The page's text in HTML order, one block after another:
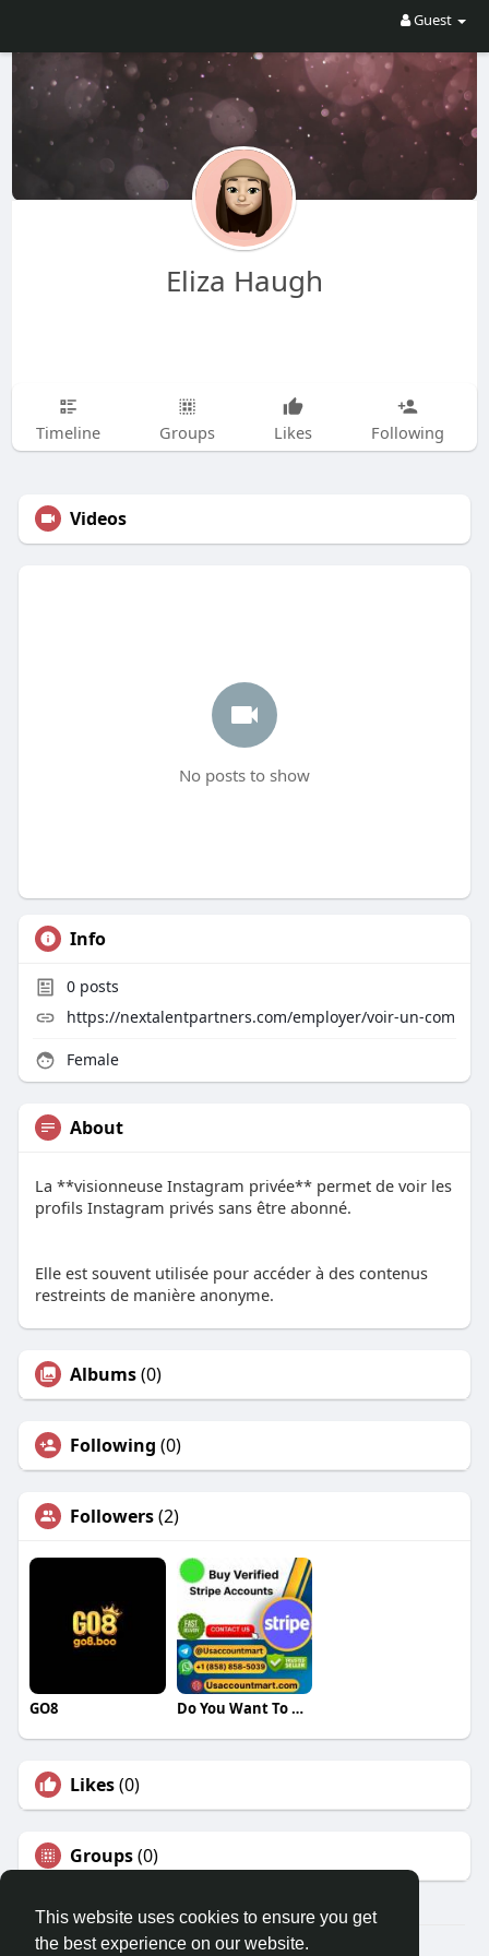
This website uses cookies to ensure you get
the best experience on our website.
Guest
Eliza Haugh
Timeline Groups Likes Following
Videos
No posts to show
Info
0posts
https://nextalentpartners.com/employer/voir-un-com
Female
About
La **visionneuse Instagram privée** permet de voir les
profils Instagram privés sans être abonné.
Elle est souvent utilisée pour accéder à des contenus
restreints de manière anonyme.
Albums(0)
Following (0)
Followers(2)
GO8 Do You Want To Buy Verified Stripe Accounts
Likes(0)
Groups(0)